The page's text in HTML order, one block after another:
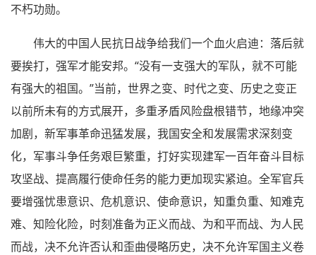
不朽功勋。
伟大的中国人民抗日战争给我们一个血火启迪：落后就
要挨打，强军才能安邦。“没有一支强大的军队，就不可能
有强大的祖国。”当前，世界之变、时代之变、历史之变正
以前所未有的方式展开，多重矛盾风险盘根错节，地缘冲突
加剧，新军事革命迅猛发展，我国安全和发展需求深刻变
化，军事斗争任务艰巨繁重，打好实现建军一百年奋斗目标
攻坚战、提高履行使命任务的能力更加现实紧迫。全军官兵
要增强忧患意识、危机意识、使命意识，知重负重、知难克
难、知险化险，时刻准备为正义而战、为和平而战、为人民
而战，决不允许否认和歪曲侵略历史，决不允许军国主义卷